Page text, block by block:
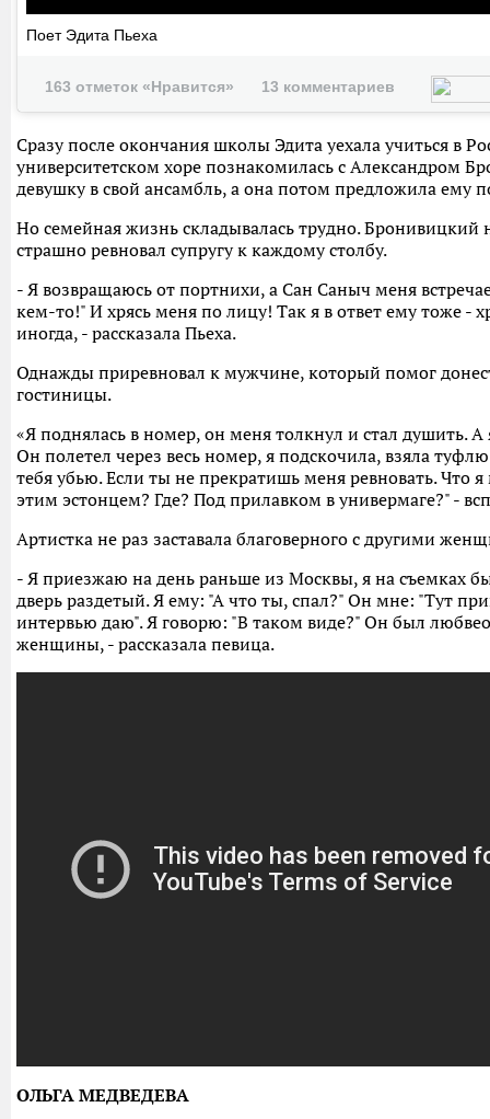
Поет Эдита Пьеха
163 отметок «Нравится» 13 комментариев
Сразу после окончания школы Эдита уехала учиться в
университетском хоре познакомилась с Александром
девушку в свой ансамбль, а она потом предложила ему
Но семейная жизнь складывалась трудно.
страшно ревновал супругу к каждому столбу.
- Я возвращаюсь от портнихи, а Сан Саныч меня
кем-то!" И хрясь меня по лицу! Так я в ответ ему тоже -
иногда, - рассказала Пьеха.
Однажды приревновал к мужчине, который помог
гостиницы.
«Я поднялась в номер, он меня толкнул и стал душить. А
Он полетел через весь номер, я подскочила, взяла
тебя убью. Если ты не прекратишь меня ревновать. Что я
этим эстонцем? Где? Под прилавком в универмаге?" -
Артистка не раз заставала благоверного с другими
- Я приезжаю на день раньше из Москвы, я на съемках
дверь раздетый. Я ему: "А что ты, спал?" Он мне: "Тут
интервью даю". Я говорю: "В таком виде?" Он был
женщины, - рассказала певица.
ОЛЬГА МЕДВЕДЕВА